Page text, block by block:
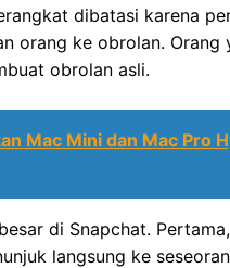
dibatasi karena
orang ke obrolan.
obrolan asli.
Mac Mini dan Mac Pro
di Snapchat.
langsung ke